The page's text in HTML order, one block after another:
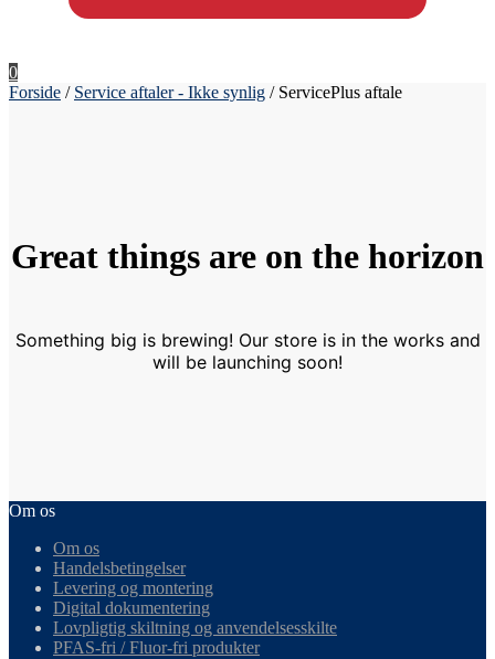
0
Forside / Service aftaler - Ikke synlig / ServicePlus aftale
Great things are on the horizon
Something big is brewing! Our store is in the works and
will be launching soon!
Om os
Om os
Handelsbetingelser
Levering og montering
Digital dokumentering
Lovpligtig skiltning og anvendelsesskilte
PFAS-fri / Fluor-fri produkter